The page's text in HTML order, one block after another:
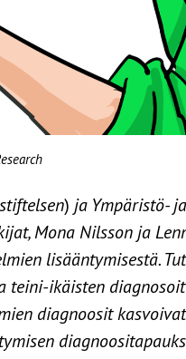
) ja Ympäristö-
Mona Nilsson ja
lisääntymisestä.
teini-ikäisten
diagnoosit